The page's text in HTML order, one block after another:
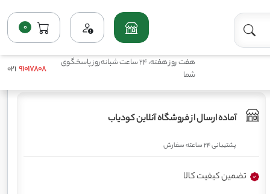
0
هفت روز هفته، 24 ساعت شبانه‌روز پاسخگوی
شما
91017808
021
فروشگاه اصلاح کننده و محرک مایع کود ای دالجین کدا
آماده ارسال از فروشگاه آنلاین کودیاب
پشتیبانی 24 ساعته سفارش
تضمین کیفیت کالا